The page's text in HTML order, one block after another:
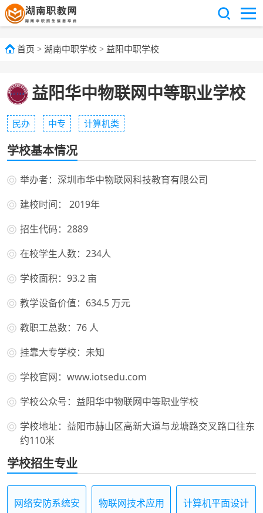
首页 > 湖南中职学校 > 益阳中职学校
益阳华中物联网中等职业学校
民办 中专 计算机类
学校基本情况
举办者：深圳市华中物联网科技教育有限公司
建校时间： 2019年
招生代码：2889
在校学生人数：234人
学校面积：93.2 亩
教学设备价值：634.5 万元
教职工总数：76 人
挂靠大专学校：未知
学校官网：www.iotsedu.com
学校公众号：益阳华中物联网中等职业学校
学校地址：益阳市赫山区高新大道与龙塘路交叉路口往东
约110米
学校招生专业
网络安防系统安
物联网技术应用 计算机平面设计